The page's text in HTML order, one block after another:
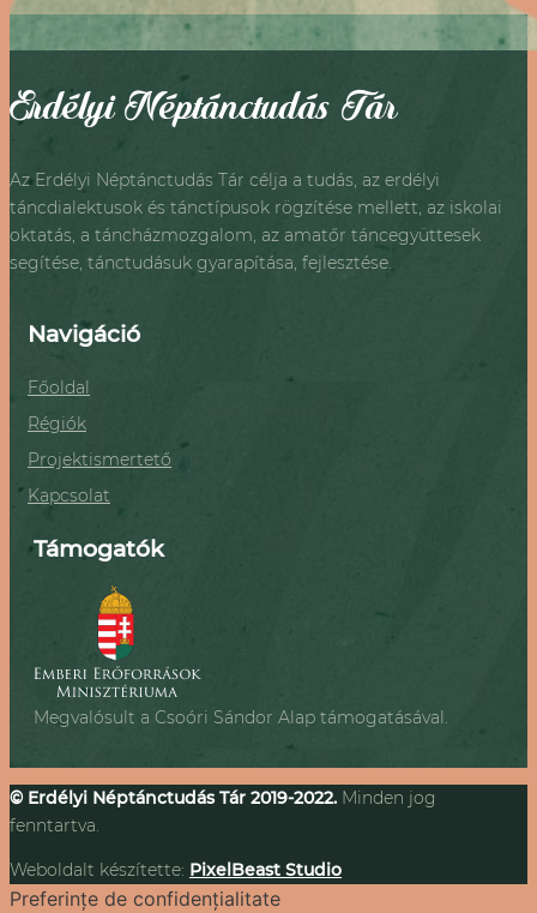
Erdélyi Néptánctudás Tár
Az Erdélyi Néptánctudás Tár célja a tudás, az erdélyi
táncdialektusok és tánctípusok rögzítése mellett, az iskolai
oktatás, a táncházmozgalom, az amatőr táncegyüttesek
segítése, tánctudásuk gyarapítása, fejlesztése.
Navigáció
Főoldal
Régiók
Projektismertető
Kapcsolat
Támogatók
Megvalósult a Csoóri Sándor Alap támogatásával.
© Erdélyi Néptánctudás Tár 2019-2022. Minden jog
fenntartva.
Weboldalt készítette: PixelBeast Studio
Preferințe de confidențialitate